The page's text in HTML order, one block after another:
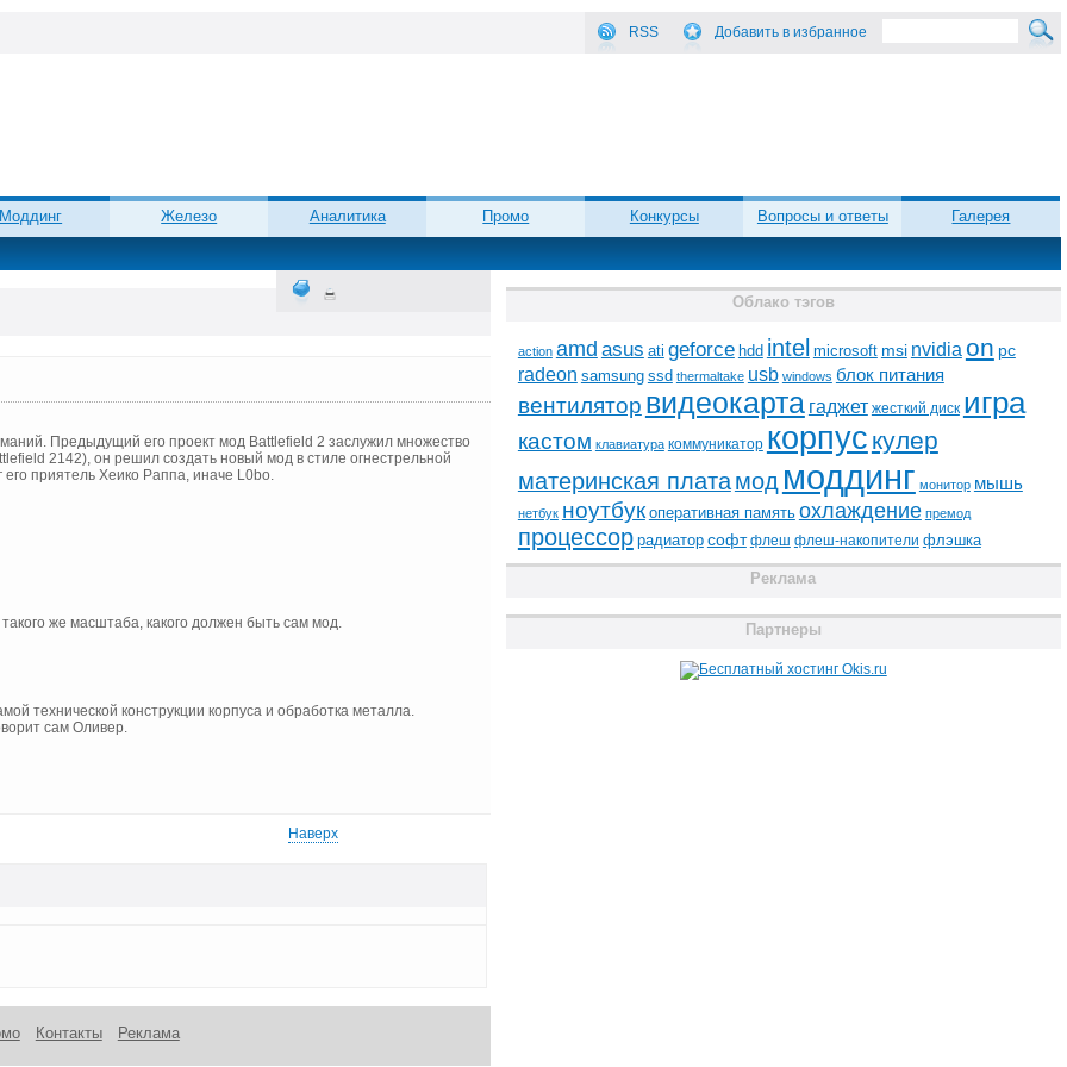
RSS Добавить в избранное
Моддинг Железо Аналитика Промо Конкурсы Вопросы и ответы Галерея
Предыдущий его проект мод Battlefield 2 заслужил множество
2142), он решил создать новый мод в стиле огнестрельной
его приятель Хеико Раппа, иначе L0bo.
же масштаба, какого должен быть сам мод.
технической конструкции корпуса и обработка металла.
сам Оливер.
Наверх
Контакты Реклама
Облако тэгов
action amd asus ati geforce hdd intel microsoft msi nvidia on pc
radeon samsung ssd thermaltake usb windows блок питания
вентилятор видеокарта гаджет жесткий диск игра
кастом клавиатура коммуникатор корпус кулер
материнская платамод моддинг монитор мышь
нетбук ноутбук оперативная память охлаждение премод
процессор радиатор софт флеш флеш-накопители флэшка
Реклама
Партнеры